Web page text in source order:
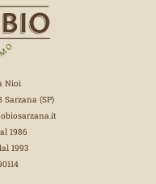
Nioi
Sarzana (SP)
1986
1993